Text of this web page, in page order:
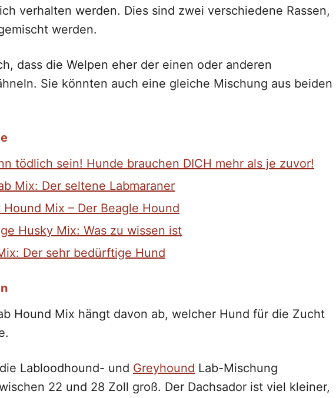
verhalten werden. Dies sind zwei verschiedene Rassen,
werden.
dass die Welpen eher der einen oder anderen
Sie könnten auch eine gleiche Mischung aus beiden
tödlich sein! Hunde brauchen DICH mehr als je zuvor!
Mix: Der seltene Labmaraner
Hound Mix – Der Beagle Hound
Husky Mix: Was zu wissen ist
Der sehr bedürftige Hund
Hound Mix hängt davon ab, welcher Hund für die Zucht
Labloodhound- und Greyhound Lab-Mischung
22 und 28 Zoll groß. Der Dachsador ist viel kleiner,